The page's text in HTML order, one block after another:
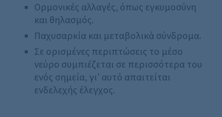
Ορμονικές αλλαγές, όπως εγκυμοσύνη
και θηλασμός.
Παχυσαρκία και μεταβολικά σύνδρομα.
Σε ορισμένες περιπτώσεις το μέσο
νεύρο συμπιέζεται σε περισσότερα του
ενός σημεία, γι’ αυτό απαιτείται
ενδελεχής έλεγχος.